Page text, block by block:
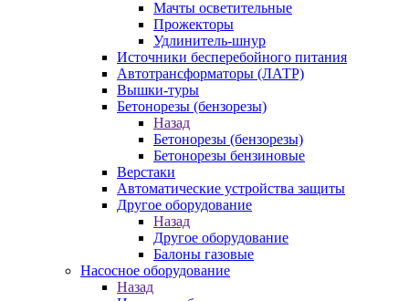
Мачты осветительные
Прожекторы
Удлинитель-шнур
Источники бесперебойного питания
Автотрансформаторы (ЛАТР)
Вышки-туры
Бетонорезы (бензорезы)
Назад
Бетонорезы (бензорезы)
Бетонорезы бензиновые
Верстаки
Автоматические устройства защиты
Другое оборудование
Назад
Другое оборудование
Балоны газовые
Насосное оборудование
Назад